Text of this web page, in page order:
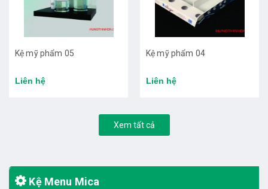
Kệ mỹ phẩm 05
Liên hệ
Kệ mỹ phẩm 04
Liên hệ
Xem tất cả
Kệ Menu Mica